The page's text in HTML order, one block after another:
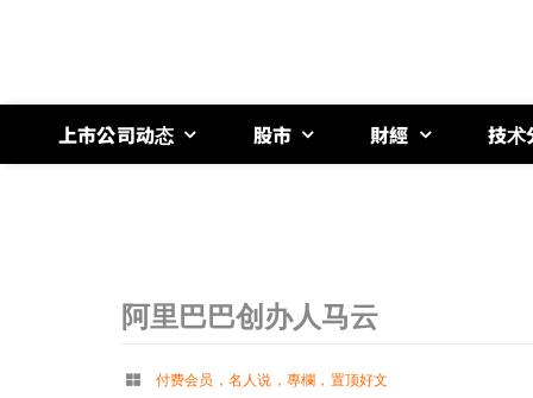
上市公司动态 股市 財經 技术
阿里巴巴创办人马云
付费会员 ， 名人说 ， 專欄 ， 置顶好文